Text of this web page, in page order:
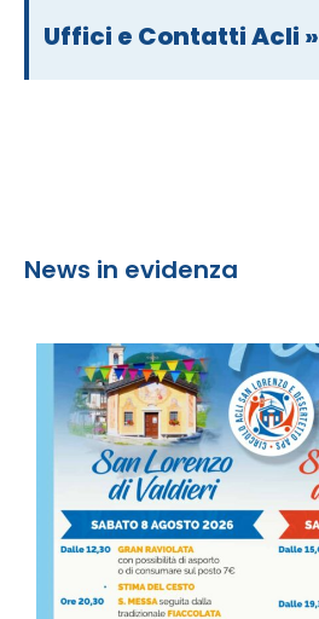
Uffici e Contatti Acli »
News in evidenza